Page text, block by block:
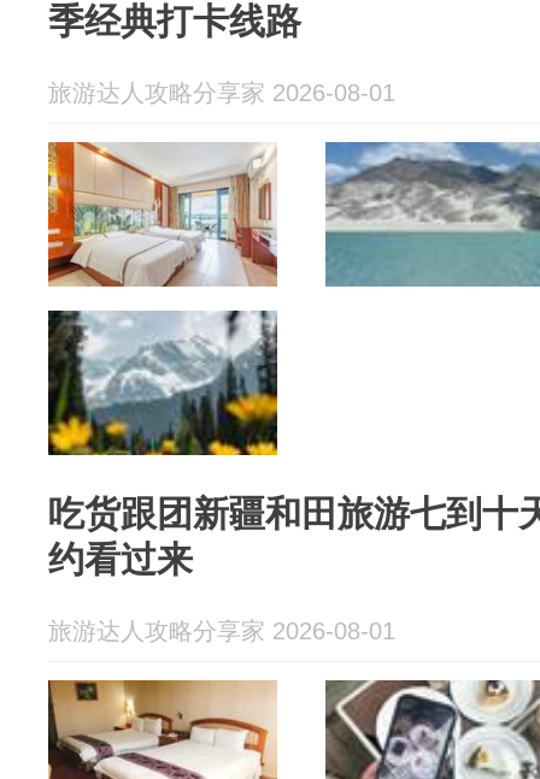
季经典打卡线路
旅游达人攻略分享家 2026-08-01
吃货跟团新疆和田旅游七到十
约看过来
旅游达人攻略分享家 2026-08-01